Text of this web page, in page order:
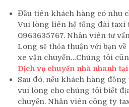
Đầu tiên khách hàng có nhu
Vui lòng liên hệ tổng đài taxi
0963635767. Nhân viên tư
Long sẽ thỏa thuận với bạn
xe vận chuyển…Chúng tôi
Dịch vụ chuyển nhà nhanh
Sau đó, nếu khách hàng
vui lòng cho chúng tôi biết
chuyển. Nhân viên công ty